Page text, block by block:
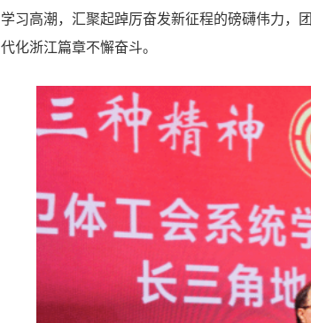
学习高潮，汇聚起踔厉奋发新征程的磅礴伟力，
代化浙江篇章不懈奋斗。